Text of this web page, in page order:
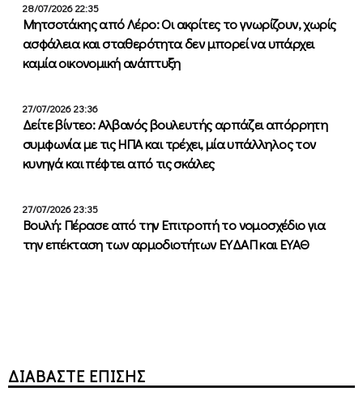
28/07/2026 22:35
Μητσοτάκης από Λέρο: Οι ακρίτες το γνωρίζουν, χωρίς
ασφάλεια και σταθερότητα δεν μπορεί να υπάρχει
καμία οικονομική ανάπτυξη
27/07/2026 23:36
Δείτε βίντεο: Αλβανός βουλευτής αρπάζει απόρρητη
συμφωνία με τις ΗΠΑ και τρέχει, μία υπάλληλος τον
κυνηγά και πέφτει από τις σκάλες
27/07/2026 23:35
Βουλή: Πέρασε από την Επιτροπή το νομοσχέδιο για
την επέκταση των αρμοδιοτήτων ΕΥΔΑΠ και ΕΥΑΘ
ΔΙΑΒΑΣΤΕ ΕΠΙΣΗΣ